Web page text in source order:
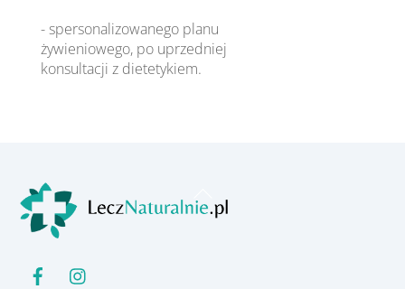
- spersonalizowanego planu
żywieniowego, po uprzedniej
konsultacji z dietetykiem.
To